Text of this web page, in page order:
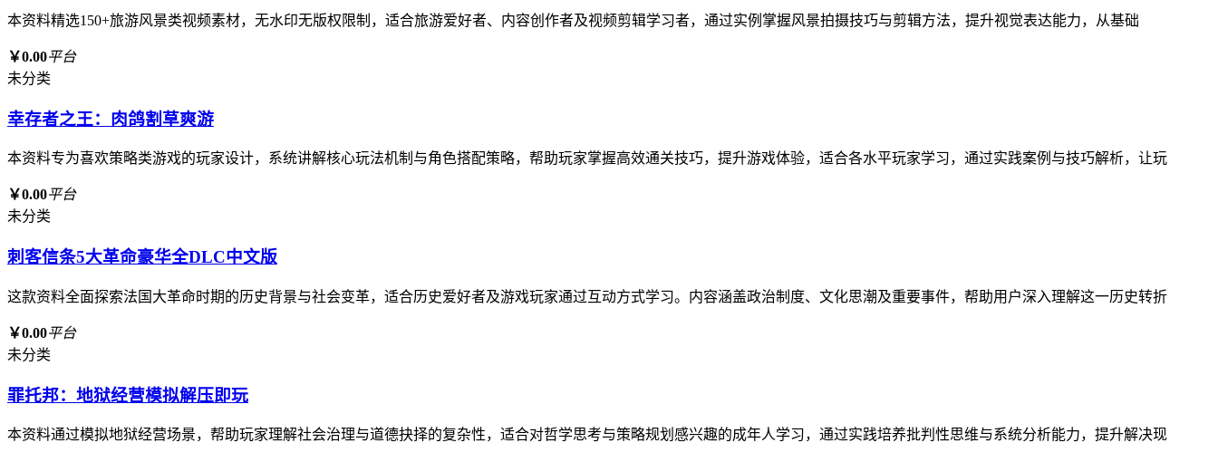
本资料精选150+旅游风景类视频素材，无水印无版权限制，适合旅游爱好者、内容创作者及视频剪辑学习者，通过实例掌握风景拍摄技巧与剪辑方法，提升视觉表达能力，从基础
￥0.00平台
未分类
幸存者之王：肉鸽割草爽游
本资料专为喜欢策略类游戏的玩家设计，系统讲解核心玩法机制与角色搭配策略，帮助玩家掌握高效通关技巧，提升游戏体验，适合各水平玩家学习，通过实践案例与技巧解析，让玩
￥0.00平台
未分类
刺客信条5大革命豪华全DLC中文版
这款资料全面探索法国大革命时期的历史背景与社会变革，适合历史爱好者及游戏玩家通过互动方式学习。内容涵盖政治制度、文化思潮及重要事件，帮助用户深入理解这一历史转折
￥0.00平台
未分类
罪托邦：地狱经营模拟解压即玩
本资料通过模拟地狱经营场景，帮助玩家理解社会治理与道德抉择的复杂性，适合对哲学思考与策略规划感兴趣的成年人学习，通过实践培养批判性思维与系统分析能力，提升解决现